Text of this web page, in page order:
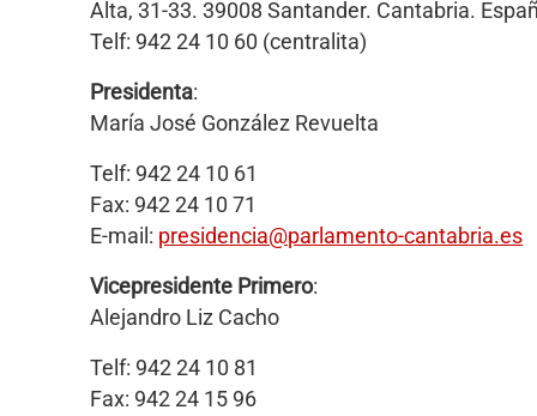
Alta, 31-33. 39008 Santander. Cantabria.
Telf: 942 24 10 60 (centralita)
Presidenta:
María José González Revuelta
Telf: 942 24 10 61
Fax: 942 24 10 71
E-mail: presidencia@parlamento-cantabria.es
Vicepresidente Primero:
Alejandro Liz Cacho
Telf: 942 24 10 81
Fax: 942 24 15 96